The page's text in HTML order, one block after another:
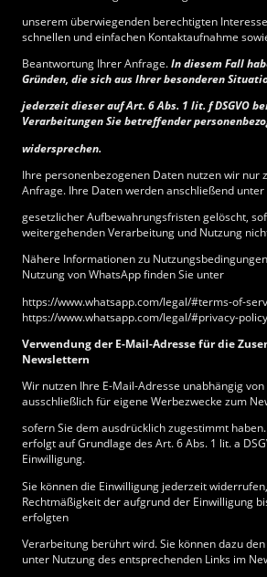
unserem überwiegenden berechtigten
schnellen und einfachen Kontaktaufnahme
Beantwortung Ihrer Anfrage.In diesem Fall
Gründen, die sich aus Ihrer besonderen
jederzeit dieser auf Art. 6 Abs. 1 lit. f DSGVO
Verarbeitungen Sie betreffender
widersprechen.
Ihre personenbezogenen Daten nutzen wir nur
Anfrage. Ihre Daten werden anschließend
gesetzlicher Aufbewahrungsfristen gelöscht,
weitergehenden Verarbeitung und Nutzung
Nähere Informationen zu
Nutzung von WhatsApp finden Sie unter
https://www.whatsapp.com/legal/#terms-of-
https://www.whatsapp.com/legal/#privacy-
Verwendung der E-Mail-Adresse für die
Newslettern
Wir nutzen Ihre E-Mail-Adresse unabhängig
ausschließlich für eigene Werbezwecke zum
sofern Sie dem ausdrücklich zugestimmt
erfolgt auf Grundlage des Art. 6 Abs. 1 lit. a
Einwilligung.
Sie können die Einwilligung jederzeit
Rechtmäßigkeit der aufgrund der Einwilligung
erfolgten
Verarbeitung berührt wird. Sie können dazu
unter Nutzung des entsprechenden Links im